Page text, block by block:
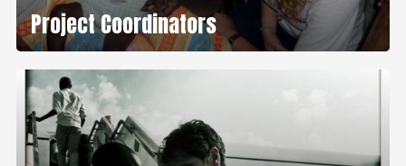
Project Coordinators